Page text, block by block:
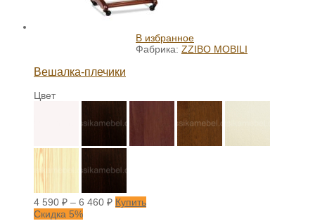
В избранное
Фабрика: ZZIBO MOBILI
Вешалка-плечики
Цвет
4 590 ₽ – 6 460 ₽ Купить
Скидка 5%